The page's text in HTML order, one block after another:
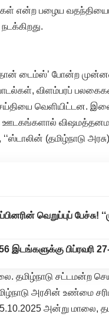
என்ற பழைய
டைம்ஸ்’ போன்ற
பாடல்கள், விளம்பரப்
வெளியிட்டன.
(தமிழ்நாடு
வெறுப்புப்
இடங்களுக்கு
தமிழ்நாடு சட்டமன்ற
அரசின் உண்மை
அன்று மாலை,